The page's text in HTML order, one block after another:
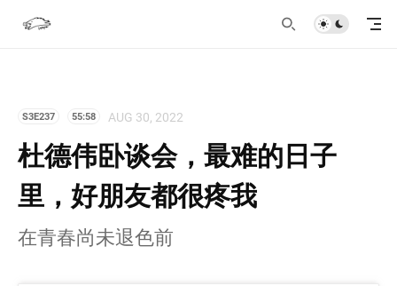
S3E237 55:58 AUG 30, 2022
杜德伟卧谈会，最难的日子
里，好朋友都很疼我
在青春尚未退色前